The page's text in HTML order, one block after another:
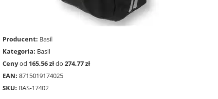
Producent: Basil
Kategoria: Basil
Cenyod 165.56 złdo 274.77 zł
EAN: 8715019174025
SKU: BAS-17402